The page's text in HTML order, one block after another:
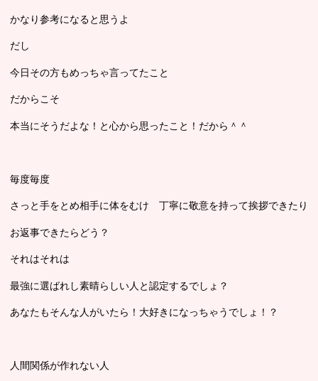
かなり参考になると思うよ
だし
今日その方もめっちゃ言ってたこと
だからこそ
本当にそうだよな！と心から思ったこと！だから＾＾
毎度毎度
さっと手をとめ相手に体をむけ 丁寧に敬意を持って挨拶できたり
お返事できたらどう？
それはそれは
最強に選ばれし素晴らしい人と認定するでしょ？
あなたもそんな人がいたら！大好きになっちゃうでしょ！？
人間関係が作れない人